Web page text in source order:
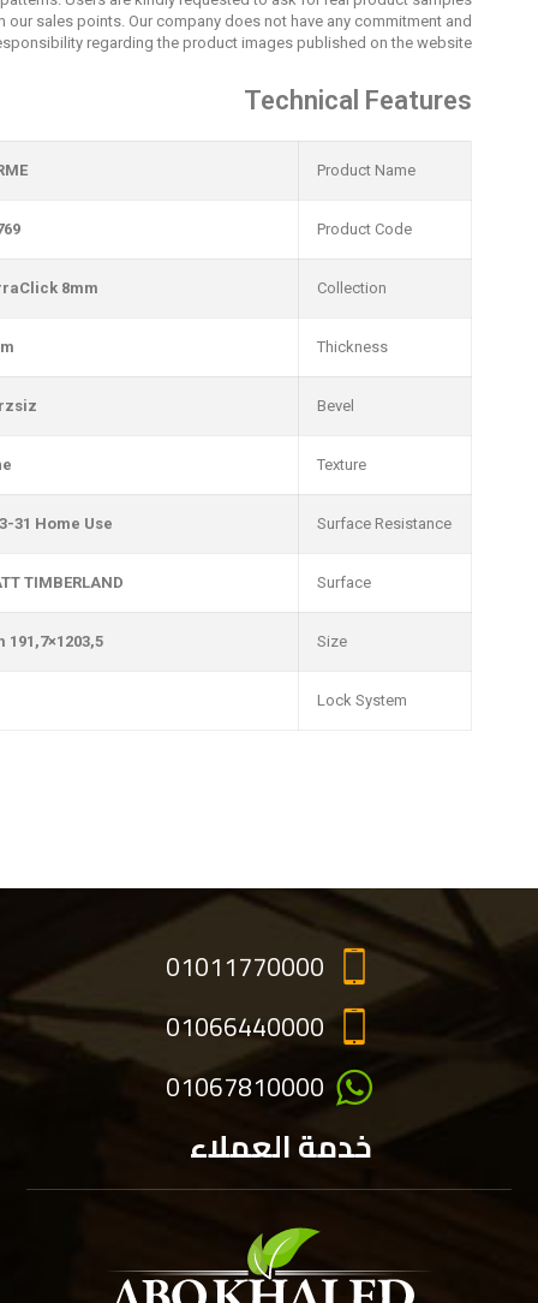
our sales points. Our company does not have any commitment and
regarding the product images published on the website.
Technical Features
Product Name
Product Code
Collection
8mm
Thickness
Bevel
Texture
Surface Resistance
31 Home Use
Surface
TIMBERLAND
Size
1203,5×191,7 mm
Lock System
01011770000
01066440000
01067810000
خدمة العملاء